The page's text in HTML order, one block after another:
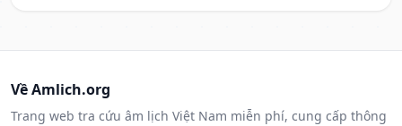
Về Amlich.org
Trang web tra cứu âm lịch Việt Nam miễn phí, cung cấp thông